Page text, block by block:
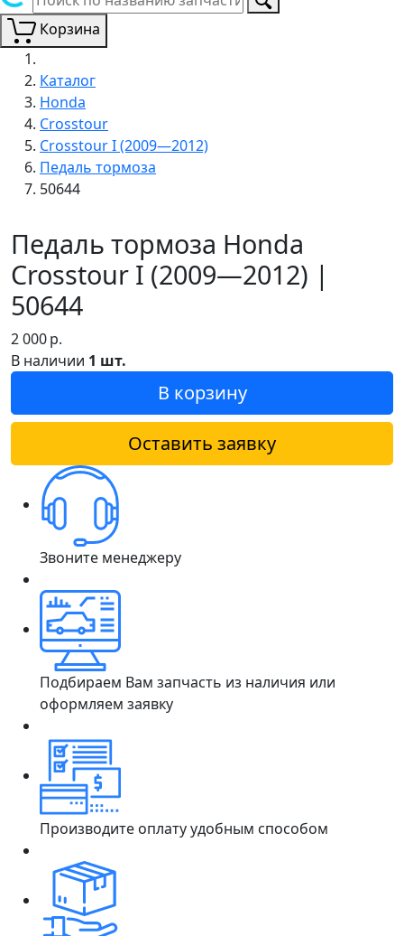
Корзина
Каталог
Honda
Crosstour
Crosstour I (2009—2012)
Педаль тормоза
50644
Педаль тормоза Honda
Crosstour I (2009—2012) |
50644
2 000р.
В наличии 1 шт.
В корзину
Оставить заявку
Звоните менеджеру
Подбираем Вам запчасть из наличия или
оформляем заявку
Производите оплату удобным способом